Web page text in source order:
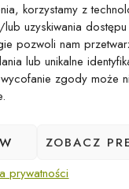
korzystamy z
uzyskiwania
pozwoli nam
lub unikalne
zgody może
ZOBACZ
prywatności
kryteria